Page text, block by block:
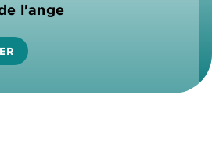
l'ange